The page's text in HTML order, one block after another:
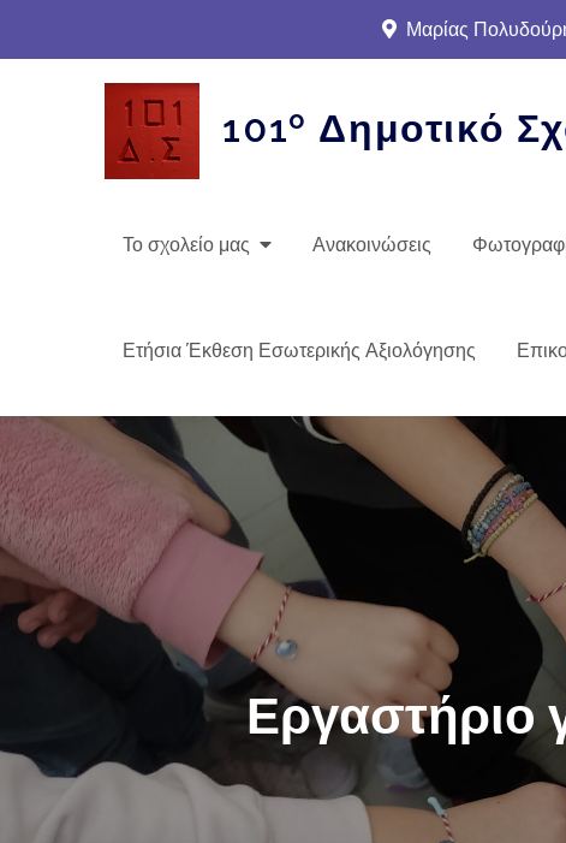
Μαρίας
101º Δημοτικό
Το σχολείο μας Ανακοινώσεις
Ετήσια Έκθεση Εσωτερικής Αξιολόγησης
Εργαστήριο